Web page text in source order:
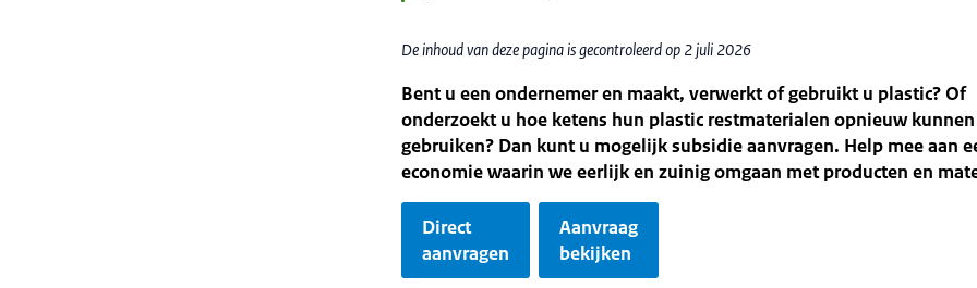
De inhoud van deze pagina is gecontroleerd op 2 juli 2026
Bent u een ondernemer en maakt, verwerkt of gebruikt u plastic? Of
onderzoekt u hoe ketens hun plastic restmaterialen opnieuw kunnen
gebruiken? Dan kunt u mogelijk subsidie aanvragen. Help mee aan
economie waarin we eerlijk en zuinig omgaan met producten en
Direct
aanvragen
Aanvraag
bekijken